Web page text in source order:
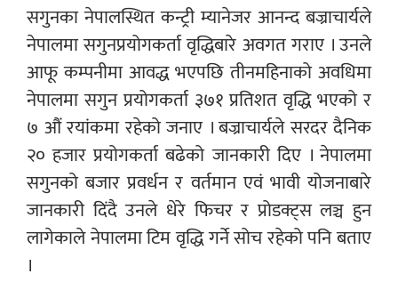
सगुनका नेपालस्थित कन्ट्री म्यानेजर आनन्द बज्राचार्यले
नेपालमा सगुनप्रयोगकर्ता वृद्धिबारे अवगत गराए । उनले
आफू कम्पनीमा आवद्ध भएपछि तीनमहिनाको अवधिमा
नेपालमा सगुन प्रयोगकर्ता ३७१ प्रतिशत वृद्धि भएको र
७ औं रयांकमा रहेको जनाए । बज्राचार्यले सरदर दैनिक
२० हजार प्रयोगकर्ता बढेको जानकारी दिए । नेपालमा
सगुनको बजार प्रवर्धन र वर्तमान एवं भावी योजनाबारे
जानकारी दिंदै उनले धेरे फिचर र प्रोडक्ट्स लञ्च हुन
लागेकाले नेपालमा टिम वृद्धि गर्ने सोच रहेको पनि बताए
।